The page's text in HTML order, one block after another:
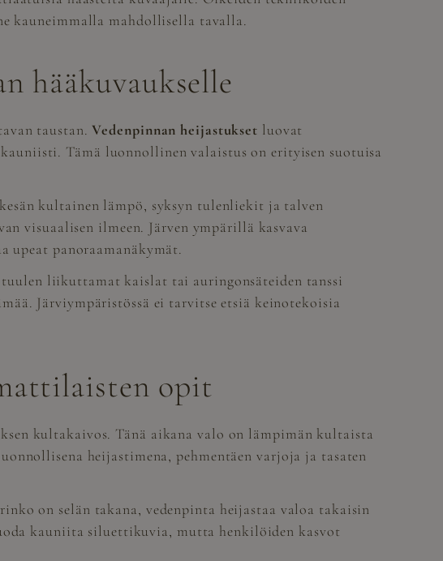
kauneimmalla mahdollisella tavalla.
hääkuvaukselle
taustan. Vedenpinnan heijastukset luovat
Tämä luonnollinen valaistus on erityisen suotuisa
kultainen lämpö, syksyn tulenliekit ja talven
visuaalisen ilmeen. Järven ympärillä kasvava
upeat panoraamanäkymät.
liikuttamat kaislat tai auringonsäteiden tanssi
Järviympäristössä ei tarvitse etsiä keinotekoisia
opit
kultakaivos. Tänä aikana valo on lämpimän kultaista
heijastimena, pehmentäen varjoja ja tasaten
on selän takana, vedenpinta heijastaa valoa takaisin
kauniita siluettikuvia, mutta henkilöiden kasvot